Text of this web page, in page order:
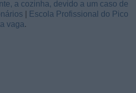
a cozinha, devido a um caso de
Escola Profissional do Pico
vaga.